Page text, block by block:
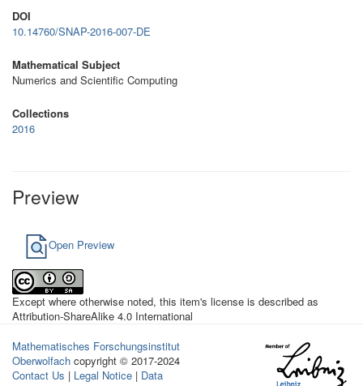
DOI
10.14760/SNAP-2016-007-DE
Mathematical Subject
Numerics and Scientific Computing
Collections
2016
Preview
Open Preview
Except where otherwise noted, this item's license is described as
Attribution-ShareAlike 4.0 International
Mathematisches Forschungsinstitut
Oberwolfach copyright © 2017-2024
Contact Us | Legal Notice | Data